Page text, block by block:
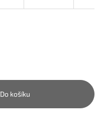
Do košíku